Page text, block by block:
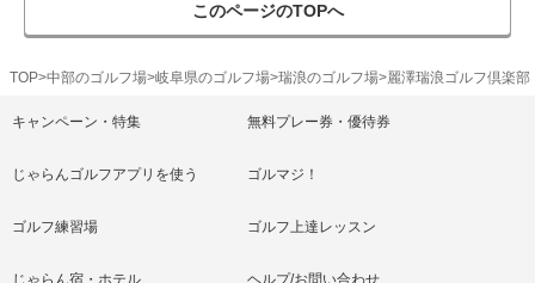
このページのTOPへ
TOP 中部のゴルフ場 岐阜県のゴルフ場 瑞浪のゴルフ場 麗澤瑞浪ゴルフ倶楽
キャンペーン・特集 無料プレー券・優待券
じゃらんゴルフアプリを使う ゴルマジ！
ゴルフ練習場 ゴルフ上達レッスン
じゃらん宿・ホテル ヘルプ/お問い合わせ